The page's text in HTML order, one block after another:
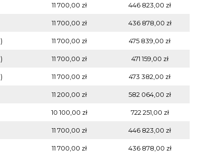
11 700,00 zł 446 823,00 zł
11 700,00 zł 436 878,00 zł
11 700,00 zł 475 839,00 zł
11 700,00 zł 471 159,00 zł
11 700,00 zł 473 382,00 zł
11 200,00 zł 582 064,00 zł
10 100,00 zł 722 251,00 zł
11 700,00 zł 446 823,00 zł
11 700,00 zł 436 878,00 zł